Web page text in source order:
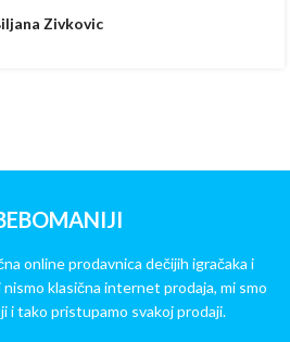
Zivkovic
online prodavnica dečijih igračaka i
klasična internet prodaja, mi smo
i tako pristupamo svakoj prodaji.